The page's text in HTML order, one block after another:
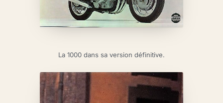
La 1000 dans sa version définitive.